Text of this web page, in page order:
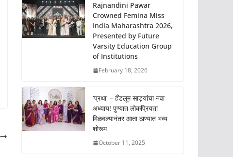
Rajnandini Pawar
Crowned Femina Miss
India Maharashtra 2026,
Presented by Future
Varsity Education Group
of Institutions
February 18, 2026
‘प्रथा’ – हँडलूम साड्यांचा नवा
अध्याय! पुण्यात लोकप्रियता
मिळवल्यानंतर आता ठाण्यात भव्य
शोरूम
October 11, 2025